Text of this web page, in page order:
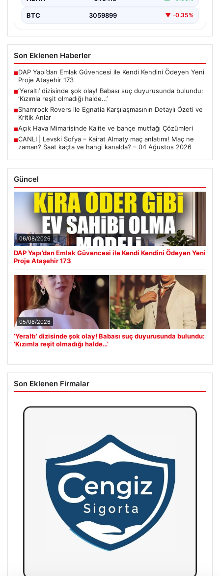
BTC 3059899 ▼ -0.35%
Son Eklenen Haberler
■DAP Yapı’dan Emlak Güvencesi ile Kendi Kendini Ödeyen Yeni
Proje Ataşehir 173
■‘Yeraltı’ dizisinde şok olay! Babası suç duyurusunda bulundu:
‘Kızımla reşit olmadığı halde…’
■Shamrock Rovers ile Egnatia Karşılaşmasının Detaylı Özeti ve
Kritik Anlar
■Açık Hava Mimarisinde Kalite ve bahçe mutfağı Çözümleri
■CANLI | Levski Sofya – Kairat Almaty maç anlatımı! Maç ne
zaman? Saat kaçta ve hangi kanalda? – 04 Ağustos 2026
Güncel
06/08/2026
DAP Yapı’dan Emlak Güvencesi ile Kendi Kendini Ödeyen Yeni
Proje Ataşehir 173
05/08/2026
‘Yeraltı’ dizisinde şok olay! Babası suç duyurusunda bulundu:
‘Kızımla reşit olmadığı halde…’
Son Eklenen Firmalar